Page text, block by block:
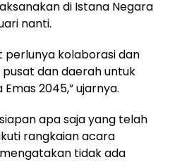
di Istana Negara
nanti.
perlunya kolaborasi dan
dan daerah untuk
2045,” ujarnya.
apa saja yang telah
rangkaian acara
tidak ada